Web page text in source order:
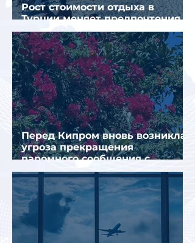
Рост стоимости отдыха в
Турции меняет предпочтения
туристов
Перед Кипром вновь возникла
угроза прекращения
паромного сообщения с
Грецией